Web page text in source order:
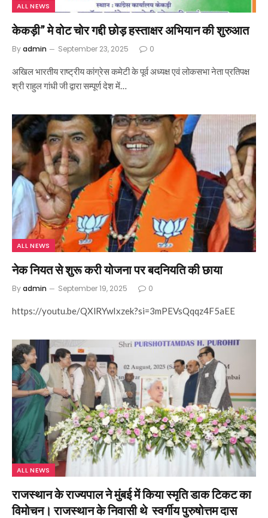
ALL NEWS
केकड़ी” मे वोट चोर गद्दी छोड़ हस्ताक्षर अभियान की शुरुआत
Byadmin September 23, 2025 0
अखिल भारतीय राष्ट्रीय कांग्रेस कमेटी के पूर्व अध्यक्ष एवं लोकसभा नेता प्रतिपक्ष
श्री राहुल गांधी जी द्वारा सम्पूर्ण देश में…
ALL NEWS
नेक नियत से शुरू करी योजना पर बदनियति की छाया
Byadmin September 19, 2025 0
https://youtu.be/QXlRYwIxzek?si=3mPEVsQqqz4F5aEE
ALL NEWS
राजस्थान के राज्यपाल ने मुंबई में किया स्मृति डाक टिकट का
विमोचन। राजस्थान के निवासी थे स्वर्गीय पुरुषोत्तम दास